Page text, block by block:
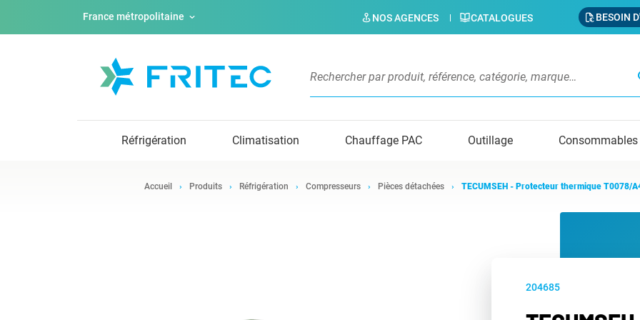
France métropolitaine NOS AGENCES CATALOGUES BESOIN
Réfrigération Climatisation Chauffage PAC Outillage Consommables
Accueil Produits Réfrigération Compresseurs Pièces détachées TECUMSEH - Protecteur thermique T0078/
204685